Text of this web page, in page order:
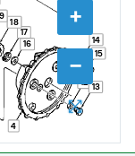
+
−
4
12 13
14
15
16
17
18